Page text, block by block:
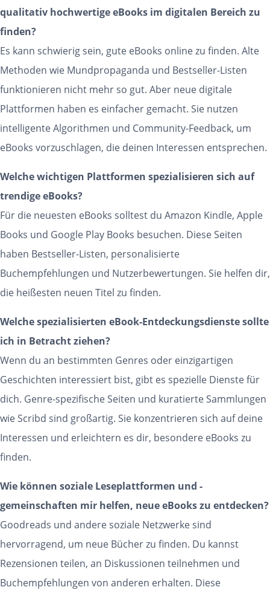
qualitativ hochwertige eBooks im digitalen Bereich zu
finden?
Es kann schwierig sein, gute eBooks online zu finden. Alte
Methoden wie Mundpropaganda und Bestseller-Listen
funktionieren nicht mehr so gut. Aber neue digitale
Plattformen haben es einfacher gemacht. Sie nutzen
intelligente Algorithmen und Community-Feedback, um
eBooks vorzuschlagen, die deinen Interessen entsprechen.
Welche wichtigen Plattformen spezialisieren sich auf
trendige eBooks?
Für die neuesten eBooks solltest du Amazon Kindle, Apple
Books und Google Play Books besuchen. Diese Seiten
haben Bestseller-Listen, personalisierte
Buchempfehlungen und Nutzerbewertungen. Sie helfen dir,
die heißesten neuen Titel zu finden.
Welche spezialisierten eBook-Entdeckungsdienste sollte
ich in Betracht ziehen?
Wenn du an bestimmten Genres oder einzigartigen
Geschichten interessiert bist, gibt es spezielle Dienste für
dich. Genre-spezifische Seiten und kuratierte Sammlungen
wie Scribd sind großartig. Sie konzentrieren sich auf deine
Interessen und erleichtern es dir, besondere eBooks zu
finden.
Wie können soziale Leseplattformen und -
gemeinschaften mir helfen, neue eBooks zu entdecken?
Goodreads und andere soziale Netzwerke sind
hervorragend, um neue Bücher zu finden. Du kannst
Rezensionen teilen, an Diskussionen teilnehmen und
Buchempfehlungen von anderen erhalten. Diese